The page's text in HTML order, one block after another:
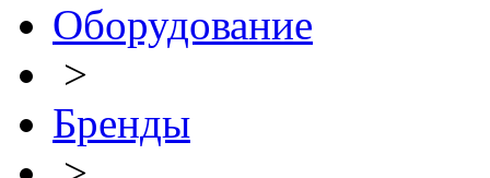
Оборудование
>
Бренды